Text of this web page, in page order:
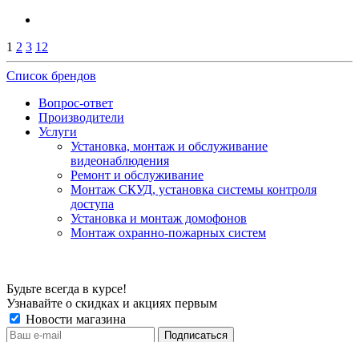
1 2 3 12
Список брендов
Вопрос-ответ
Производители
Услуги
Установка, монтаж и обслуживание
видеонаблюдения
Ремонт и обслуживание
Монтаж СКУД, установка системы контроля
доступа
Установка и монтаж домофонов
Монтаж охранно-пожарных систем
Будьте всегда в курсе!
Узнавайте о скидках и акциях первым
Новости магазина